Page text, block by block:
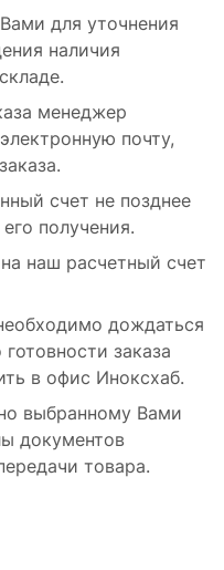
для уточнения
наличия
менеджер
почту,
счет не позднее
получения.
наш расчетный счет
дождаться
заказа
в офис Иноксхаб.
выбранному Вами
документов
товара.